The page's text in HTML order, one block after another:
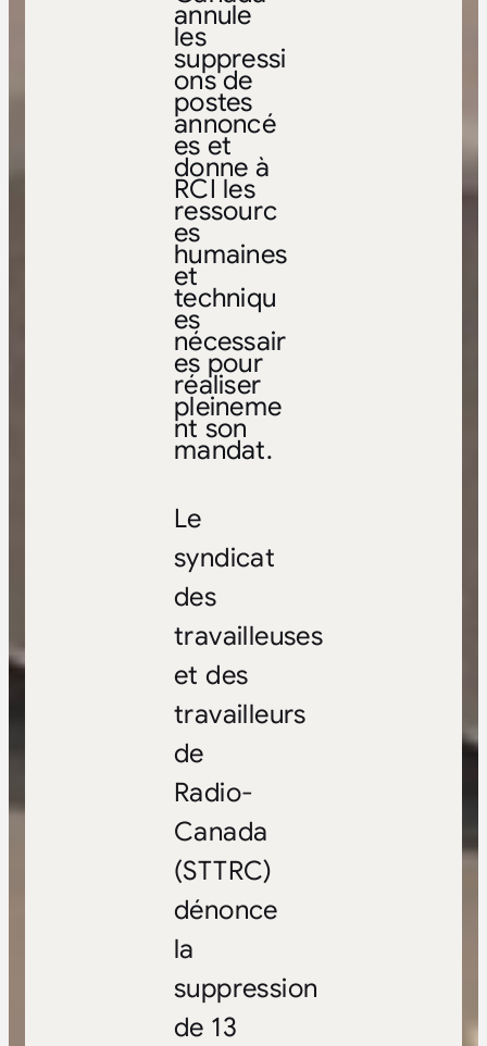
annule
les
suppressi
ons de
postes
annoncé
es et
donne à
RCI les
ressourc
es
humaines
et
techniqu
es
nécessair
es pour
réaliser
pleineme
nt son
mandat.
Le
syndicat
des
travailleuses
et des
travailleurs
de
Radio-
Canada
(STTRC)
dénonce
la
suppression
de 13